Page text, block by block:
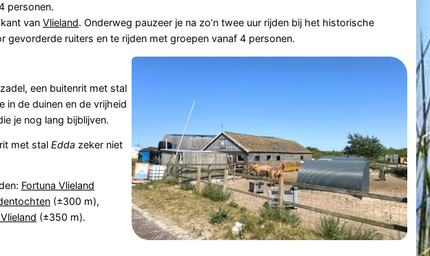
personen.
van Vlieland. Onderweg pauzeer je na zo’n twee uur rijden bij het historische
gevorderde ruiters en te rijden met groepen vanaf 4 personen.
een buitenrit met stal
in de duinen en de vrijheid
je nog lang bijblijven.
met stal Eddazeker niet
Fortuna Vlieland
(±300 m),
(±350 m).